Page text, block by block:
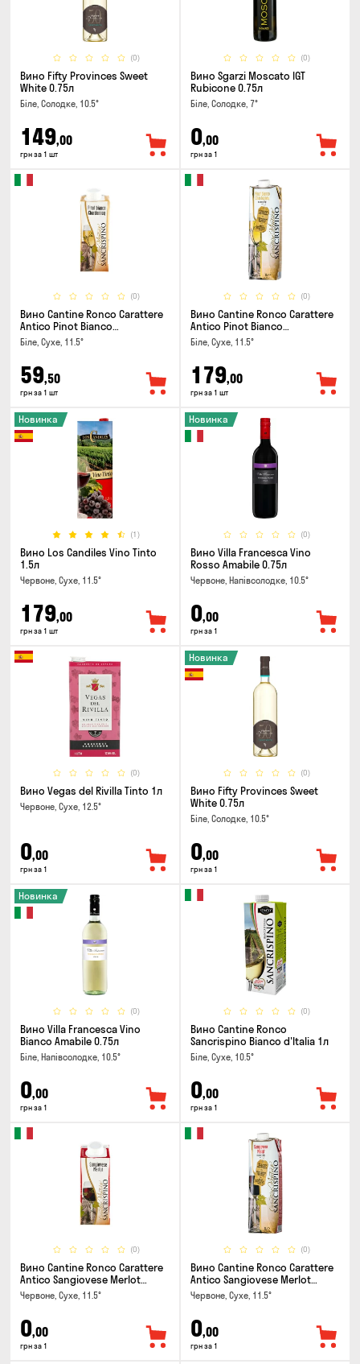
(0)
Вино Fifty Provinces Sweet
White 0.75л
Біле, Солодке, 10.5°
149,00
грн за 1 шт
(0)
Вино Sgarzi Moscato IGT
Rubicone 0.75л
Біле, Солодке, 7°
0,00
грн за 1
(0)
Вино Cantine Ronco Carattere
Antico Pinot Bianco
Chardonnay Rubicone IGT 0.25л
Біле, Сухе, 11.5°
59,50
грн за 1 шт
(0)
Вино Cantine Ronco Carattere
Antico Pinot Bianco
Chardonnay Rubicone IGT 1л
Біле, Сухе, 11.5°
179,00
грн за 1 шт
(1)
Новинка
Вино Los Candiles Vino Tinto
1.5л
Червоне, Сухе, 11.5°
179,00
грн за 1 шт
(0)
Новинка
Вино Villa Francesca Vino
Rosso Amabile 0.75л
Червоне, Напівсолодке, 10.5°
0,00
грн за 1
(0)
Вино Vegas del Rivilla Tinto 1л
Червоне, Сухе, 12.5°
0,00
грн за 1
(0)
Новинка
Вино Fifty Provinces Sweet
White 0.75л
Біле, Солодке, 10.5°
0,00
грн за 1
(0)
Новинка
Вино Villa Francesca Vino
Bianco Amabile 0.75л
Біле, Напівсолодке, 10.5°
0,00
грн за 1
(0)
Вино Cantine Ronco
Sancrispino Bianco d'Italia 1л
Біле, Сухе, 10.5°
0,00
грн за 1
(0)
Вино Cantine Ronco Carattere
Antico Sangiovese Merlot
Rubicone IGT 0.25л
Червоне, Сухе, 11.5°
0,00
грн за 1
(0)
Вино Cantine Ronco Carattere
Antico Sangiovese Merlot
Rubicone IGT 1л
Червоне, Сухе, 11.5°
0,00
грн за 1